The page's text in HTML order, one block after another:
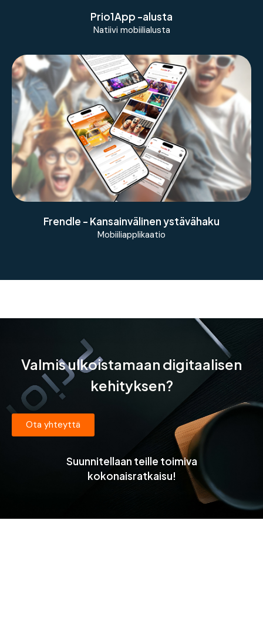
Natiivi mobiilialusta
Mobiiliapplikaatio
Valmis ulkoistamaan digitaalisen
kehityksen?
Ota yhteyttä
Suunnitellaan teille toimiva
kokonaisratkaisu!